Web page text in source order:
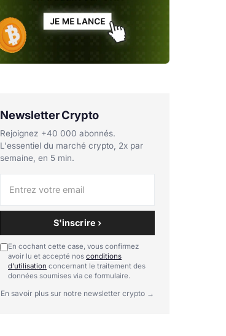
Newsletter Crypto
Rejoignez +40 000 abonnés.
L'essentiel du marché crypto, 2x par
semaine, en 5 min.
S'inscrire ›
En cochant cette case, vous confirmez
avoir lu et accepté nos conditions
d'utilisation concernant le traitement des
données soumises via ce formulaire.
En savoir plus sur notre newsletter crypto →